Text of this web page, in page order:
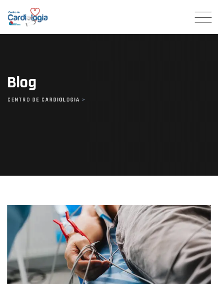
content
Blog
CENTRO DE CARDIOLOGIA >